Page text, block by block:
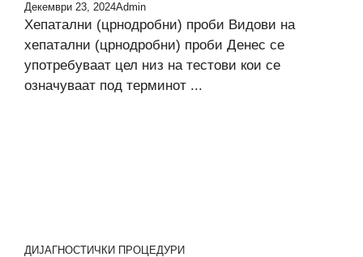
Декември 23, 2024Admin
Хепатални (црнодробни) проби Видови на
хепатални (црнодробни) проби Денес се
употребуваат цел низ на тестови кои се
означуваат под терминот ...
ДИЈАГНОСТИЧКИ ПРОЦЕДУРИ